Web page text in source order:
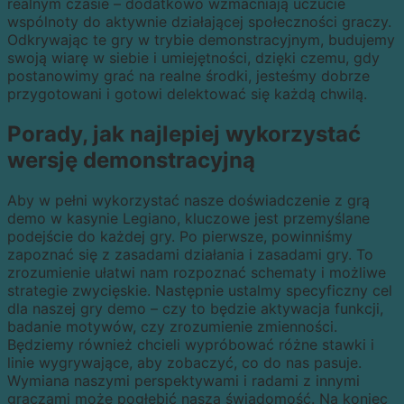
wspólnoty do aktywnie działającej społeczności graczy.
Odkrywając te gry w trybie demonstracyjnym, budujemy
swoją wiarę w siebie i umiejętności, dzięki czemu, gdy
postanowimy grać na realne środki, jesteśmy dobrze
przygotowani i gotowi delektować się każdą chwilą.
Porady, jak najlepiej wykorzystać
wersję demonstracyjną
Aby w pełni wykorzystać nasze doświadczenie z grą
demo w kasynie Legiano, kluczowe jest przemyślane
podejście do każdej gry. Po pierwsze, powinniśmy
zapoznać się z zasadami działania i zasadami gry. To
zrozumienie ułatwi nam rozpoznać schematy i możliwe
strategie zwycięskie. Następnie ustalmy specyficzny cel
dla naszej gry demo – czy to będzie aktywacja funkcji,
badanie motywów, czy zrozumienie zmienności.
Będziemy również chcieli wypróbować różne stawki i
linie wygrywające, aby zobaczyć, co do nas pasuje.
Wymiana naszymi perspektywami i radami z innymi
graczami może pogłębić naszą świadomość. Na koniec